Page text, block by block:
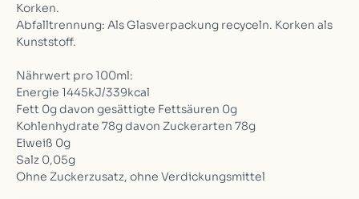
Korken.
Abfalltrennung: Als Glasverpackung recyceln. Korken als
Kunststoff.
Nährwert pro 100ml:
Energie 1445kJ/339kcal
Fett 0g davon gesättigte Fettsäuren 0g
Kohlenhydrate 78g davon Zuckerarten 78g
Eiweiß 0g
Salz 0,05g
Ohne Zuckerzusatz, ohne Verdickungsmittel